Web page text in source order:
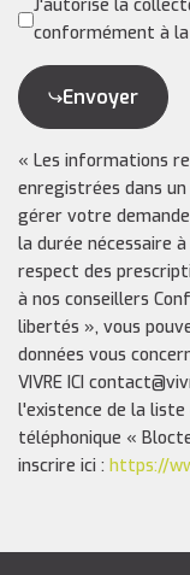
J'autorise la
conformément à
Envoyer
« Les informations
enregistrées dans
gérer votre
la durée nécessaire
respect des
à nos conseillers
libertés », vous
données vous
VIVRE ICI
l'existence de la liste
téléphonique «
inscrire ici : https://